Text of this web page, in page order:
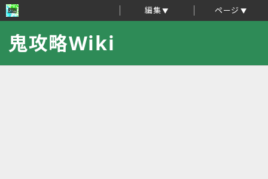
編集 ページ
鬼攻略Wiki